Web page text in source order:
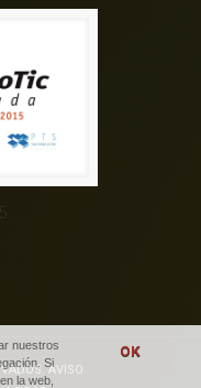
AVISO
nuestros
Si
la web,